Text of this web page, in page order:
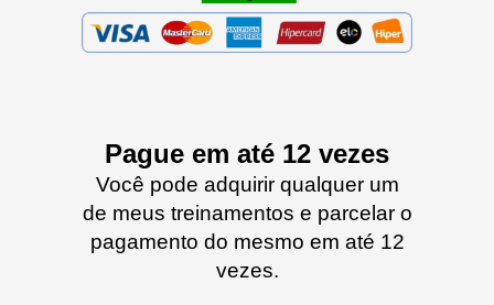
Pague em até 12 vezes
Você pode adquirir qualquer um
de meus treinamentos e parcelar o
pagamento do mesmo em até 12
vezes.